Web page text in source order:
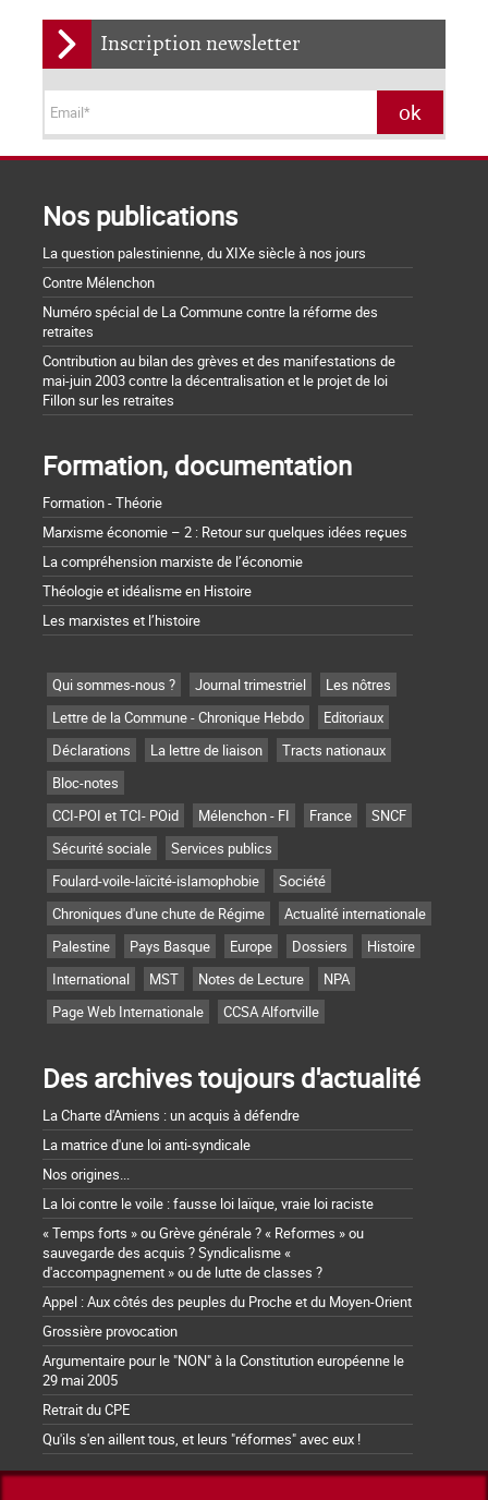
Inscription newsletter
Nos publications
La question palestinienne, du XIXe siècle à nos jours
Contre Mélenchon
Numéro spécial de La Commune contre la réforme des
retraites
Contribution au bilan des grèves et des manifestations de
mai-juin 2003 contre la décentralisation et le projet de loi
Fillon sur les retraites
Formation, documentation
Formation - Théorie
Marxisme économie – 2 : Retour sur quelques idées reçues
La compréhension marxiste de l’économie
Théologie et idéalisme en Histoire
Les marxistes et l’histoire
Qui sommes-nous ? Journal trimestriel
Les nôtres
Lettre de la Commune - Chronique Hebdo
Editoriaux
Déclarations
La lettre de liaison
Tracts nationaux
Bloc-notes
CCI-POI et TCI- POid
Mélenchon - FI France
SNCF
Sécurité sociale
Services publics
Foulard-voile-laïcité-islamophobie
Société
Chroniques d'une chute de Régime
Actualité internationale
Palestine
Pays Basque Europe Dossiers
Histoire
International
MST Notes de Lecture
NPA
Page Web Internationale
CCSA Alfortville
Des archives toujours d'actualité
La Charte d'Amiens : un acquis à défendre
La matrice d'une loi anti-syndicale
Nos origines...
La loi contre le voile : fausse loi laïque, vraie loi raciste
« Temps forts » ou Grève générale ? « Reformes » ou
sauvegarde des acquis ? Syndicalisme «
d'accompagnement » ou de lutte de classes ?
Appel : Aux côtés des peuples du Proche et du Moyen-Orient
Grossière provocation
Argumentaire pour le "NON" à la Constitution européenne le
29 mai 2005
Retrait du CPE
Qu'ils s'en aillent tous, et leurs "réformes" avec eux !